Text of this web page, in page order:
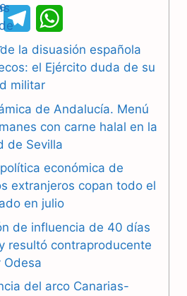
e
l
g
r
a
m
h
a
s
p
p
la disuasión española
el Ejército duda de su
militar
de Andalucía. Menú
con carne halal en la
de Sevilla
económica de
extranjeros copan todo el
en julio
de influencia de 40 días
resultó contraproducente
Odesa
del arco Canarias-